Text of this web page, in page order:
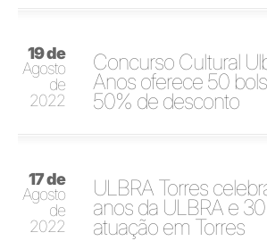
19 de
Agosto
de
2022
Concurso Cultural
Anos oferece 50
50% de desconto
17 de
Agosto
de
2022
ULBRA Torres
anos da ULBRA e
atuação em Torres